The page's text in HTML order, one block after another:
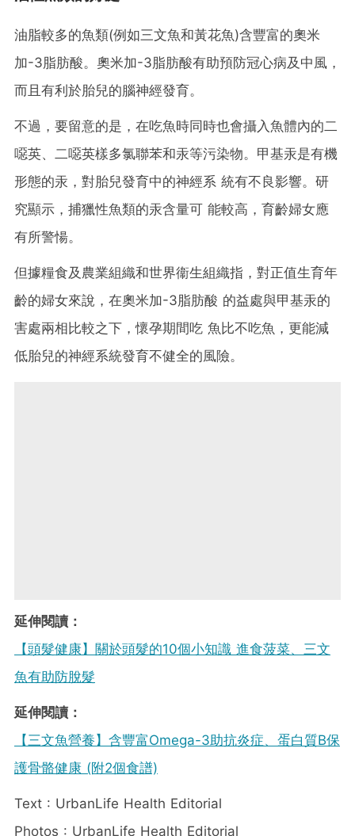
油脂較多的魚類(例如三文魚和黃花魚)含豐富的奧米
加-3脂肪酸。奧米加-3脂肪酸有助預防冠心病及中風，
而且有利於胎兒的腦神經發育。
不過，要留意的是，在吃魚時同時也會攝入魚體內的二
噁英、二噁英樣多氯聯苯和汞等污染物。甲基汞是有機
形態的汞，對胎兒發育中的神經系 統有不良影響。研
究顯示，捕獵性魚類的汞含量可 能較高，育齡婦女應
有所警愓。
但據糧食及農業組織和世界衞生組織指，對正值生育年
齡的婦女來說，在奧米加-3脂肪酸 的益處與甲基汞的
害處兩相比較之下，懷孕期間吃 魚比不吃魚，更能減
低胎兒的神經系統發育不健全的風險。
延伸閱讀：
【頭髮健康】關於頭髮的10個小知識 進食菠菜、三文
魚有助防脫髮
延伸閱讀：
【三文魚營養】含豐富Omega-3助抗炎症、蛋白質B保
護骨骼健康 (附2個食譜)
Text : UrbanLife Health Editorial
Photos : UrbanLife Health Editorial